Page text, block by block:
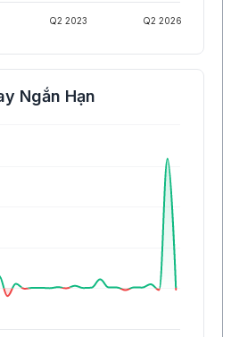
Q2 2023 Q2 2026
Ngắn Hạn